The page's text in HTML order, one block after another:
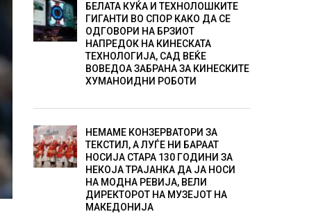
БЕЛАТА КУЌА И ТЕХНОЛОШКИТЕ
ГИГАНТИ ВО СПОР КАКО ДА СЕ
ОДГОВОРИ НА БРЗИОТ
НАПРЕДОК НА КИНЕСКАТА
ТЕХНОЛОГИЈА, САД ВЕЌЕ
ВОВЕДОА ЗАБРАНА ЗА КИНЕСКИТЕ
ХУМАНОИДНИ РОБОТИ
НЕМАМЕ КОНЗЕРВАТОРИ ЗА
ТЕКСТИЛ, А ЛУЃЕ НИ БАРААТ
НОСИЈА СТАРА 130 ГОДИНИ ЗА
НЕКОЈА ТРАЈАНКА ДА ЈА НОСИ
НА МОДНА РЕВИЈА, ВЕЛИ
ДИРЕКТОРОТ НА МУЗЕЈОТ НА
МАКЕДОНИЈА